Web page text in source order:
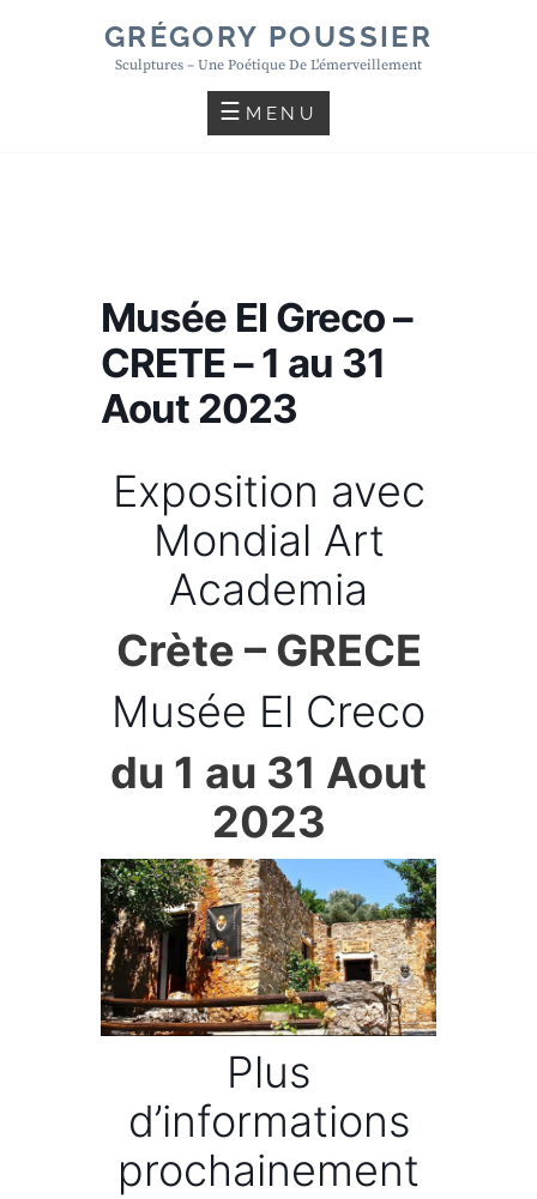
GRÉGORY POUSSIER
Sculptures – Une Poétique De L'émerveillement
MENU
Musée El Greco –
CRETE – 1 au 31
Aout 2023
Exposition avec
Mondial Art
Academia
Crète – GRECE
Musée El Creco
du 1 au 31 Aout
2023
Plus
d’informations
prochainement